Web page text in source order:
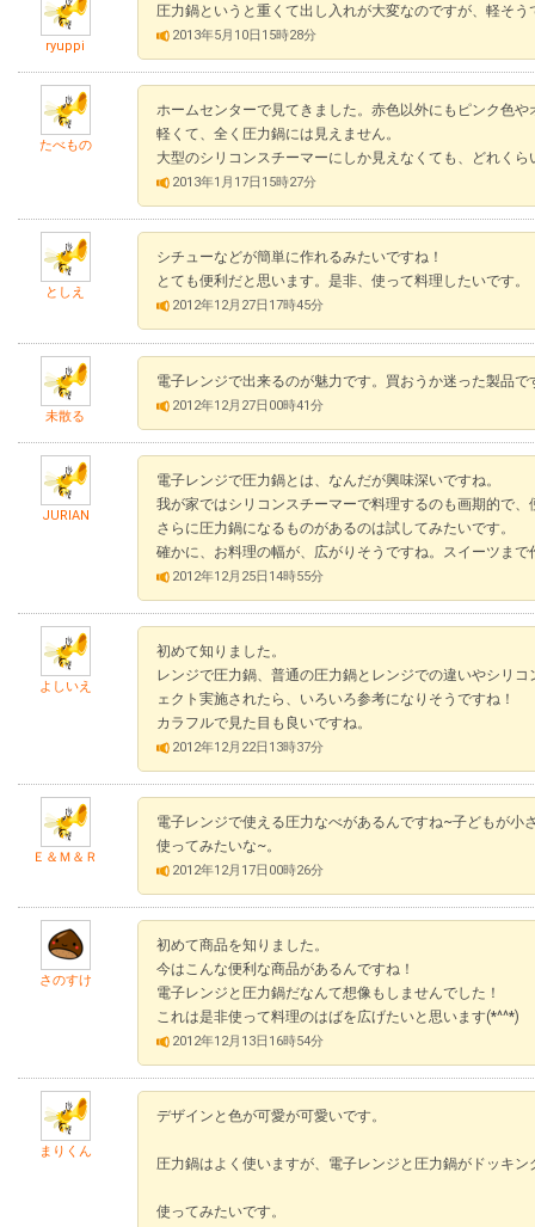
ryuppi
圧力鍋というと重くて出し入れが大変なのですが、軽そ
2013年5月10日15時28分
たべもの
ホームセンターで見てきました。赤色以外にもピンク色
軽くて、全く圧力鍋には見えません。
大型のシリコンスチーマーにしか見えなくても、どれく
2013年1月17日15時27分
としえ
シチューなどが簡単に作れるみたいですね！
とても便利だと思います。是非、使って料理したいです。
2012年12月27日17時45分
未散る
電子レンジで出来るのが魅力です。買おうか迷った製品
2012年12月27日00時41分
JURIAN
電子レンジで圧力鍋とは、なんだが興味深いですね。
我が家ではシリコンスチーマーで料理するのも画期的で
さらに圧力鍋になるものがあるのは試してみたいです。
確かに、お料理の幅が、広がりそうですね。スイーツま
2012年12月25日14時55分
よしいえ
初めて知りました。
レンジで圧力鍋、普通の圧力鍋とレンジでの違いやシリ
ェクト実施されたら、いろいろ参考になりそうですね！
カラフルで見た目も良いですね。
2012年12月22日13時37分
Ｅ＆Ｍ＆Ｒ
電子レンジで使える圧力なべがあるんですね~子どもが小
使ってみたいな~。
2012年12月17日00時26分
さのすけ
初めて商品を知りました。
今はこんな便利な商品があるんですね！
電子レンジと圧力鍋だなんて想像もしませんでした！
これは是非使って料理のはばを広げたいと思います(*^^*)
2012年12月13日16時54分
まりくん
デザインと色が可愛が可愛いです。
圧力鍋はよく使いますが、電子レンジと圧力鍋がドッキ
使ってみたいです。